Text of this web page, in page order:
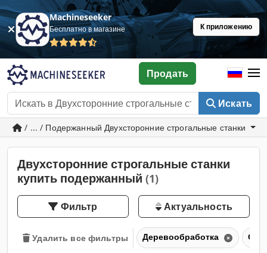
Machineseeker
Бесплатно в магазине К приложению
Искать
Продать
/ ... / Подержанный Двухсторонние строгальные станки
Двухсторонние строгальные станки
купить подержанный (1)
Фильтр Актуальность
Удалить все фильтры Деревообработка